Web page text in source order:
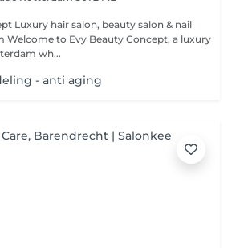
& nail
wh...
- anti aging